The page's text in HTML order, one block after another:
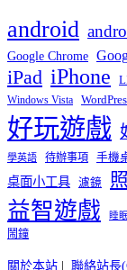
android
Google Chrome
iPad iPhone
Windows Vista
好玩遊戲
學英語 待辦事項 手機
桌面小工具 濾鏡
益智遊戲 睡
鬧鐘
關於本站 | 聯絡站長